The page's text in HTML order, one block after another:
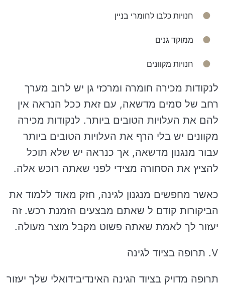
חנויות כלבו לחומרי בניין
ממוקד גנים
חנויות מקוונים
לנקודות מכירה חומרה ומרכזי גן יש לרוב מערך
רחב של סמים מדשאה, עם זאת ככל הנראה אין
להם את העלויות הטובים ביותר. לנקודות מכירה
מקוונים יש בלי הרף את העלויות הטובים ביותר
עבור מנגנון מדשאה, אך כנראה יש שלא תוכל
להציץ את הסחורה מצידי לפני שאתה רוכש אלה.
כאשר מחפשים מנגנון לגינה, חזק מאוד ללמוד את
הביקורות קודם ל שאתם מבצעים הזמנת רכש. זה
יעזור לך לאמת שאתה פשוט מקבל מוצר מעולה.
V. תרופה בציוד לגינה
תרופה מדויק בציוד הגינה האינדיבידואלי שלך יעזור